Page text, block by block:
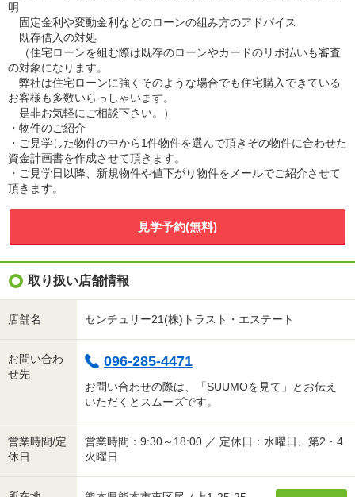
明
固定金利や変動金利などのローンの組み方のアドバイス
既存借入の対処
（住宅ローンを組む際は既存のローンやカードのリボ払いも審査
の対象になります。
弊社は住宅ローンに強くそのような場合でも住宅購入できている
お客様も多数いらっしゃいます。
是非お気軽にご相談下さい。）
・物件のご紹介
・ご見学した物件の中から1件物件を選んで頂きその物件に合わせた
資金計画書を作成させて頂きます。
・ご見学日以降、新規物件や値下がり物件をメールでご紹介させて
頂きます。
見学予約(無料)
取り扱い店舗情報
店舗名 センチュリー21(株)トラスト・エステート
お問い合わ
せ先
096-285-4471
お問い合わせの際は、「SUUMOを見て」とお伝え
いただくとスムーズです。
営業時間/定
休日
営業時間：9:30～18:00 ／ 定休日：水曜日、第2・4
火曜日